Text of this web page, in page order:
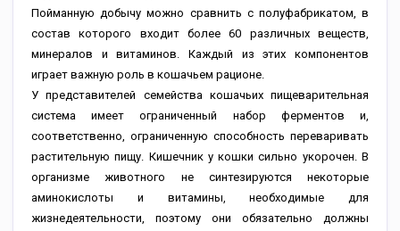
Пойманную добычу можно сравнить с полуфабрикатом, в
состав которого входит более 60 различных веществ,
минералов и витаминов. Каждый из этих компонентов
играет важную роль в кошачьем рационе.
У представителей семейства кошачьих пищеварительная
система имеет ограниченный набор ферментов и,
соответственно, ограниченную способность переваривать
растительную пищу. Кишечник у кошки сильно укорочен. В
организме животного не синтезируются некоторые
аминокислоты и витамины, необходимые для
жизнедеятельности, поэтому они обязательно должны